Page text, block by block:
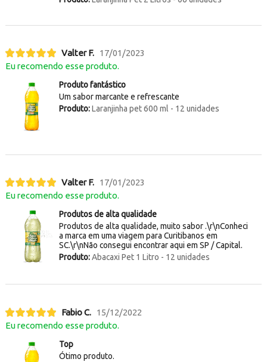
Valter F. 17/01/2023
Eu recomendo esse produto.
Produto fantástico
Um sabor marcante e refrescante
Produto:Laranjinha pet 600 ml - 12 unidades
Valter F. 17/01/2023
Eu recomendo esse produto.
Produtos de alta qualidade
Produtos de alta qualidade, muito sabor .\r\nConheci
a marca em uma viagem para Curitibanos em
SC.\r\nNão consegui encontrar aqui em SP / Capital.
Produto:Abacaxi Pet 1 Litro - 12 unidades
Fabio C. 15/12/2022
Eu recomendo esse produto.
Top
Ótimo produto.